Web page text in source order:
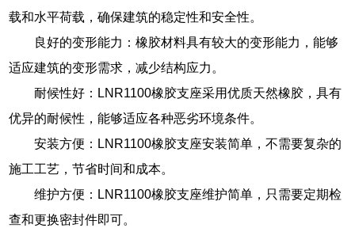
载和水平荷载，确保建筑的稳定性和安全性。
良好的变形能力：橡胶材料具有较大的变形能力，能够
适应建筑的变形需求，减少结构应力。
耐候性好：LNR1100橡胶支座采用优质天然橡胶，具有
优异的耐候性，能够适应各种恶劣环境条件。
安装方便：LNR1100橡胶支座安装简单，不需要复杂的
施工工艺，节省时间和成本。
维护方便：LNR1100橡胶支座维护简单，只需要定期检
查和更换密封件即可。